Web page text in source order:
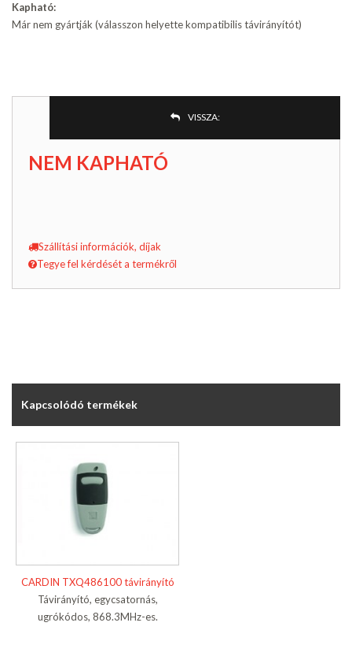
Kapható:
Már nem gyártják (válasszon helyette kompatibilis távirányítót)
VISSZA:
NEM KAPHATÓ
Szállítási információk, díjak
Tegye fel kérdését a termékről
Kapcsolódó termékek
CARDIN TXQ486100 távirányító
Távirányító, egycsatornás,
ugrókódos, 868.3MHz-es.